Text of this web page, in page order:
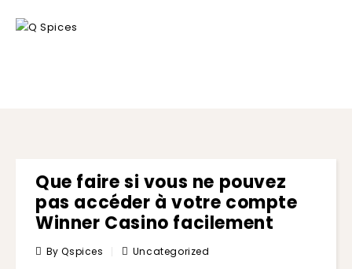
Que faire si vous ne pouvez
pas accéder à votre compte
Winner Casino facilement
By Qspices Uncategorized